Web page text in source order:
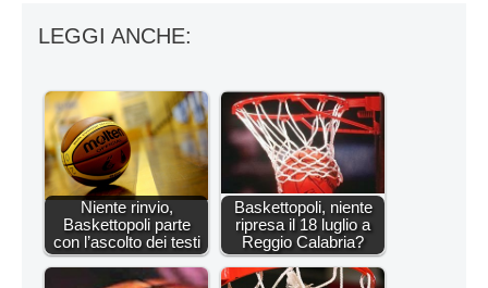
LEGGI ANCHE:
Niente rinvio,
Baskettopoli parte
con l’ascolto dei testi
Baskettopoli, niente
ripresa il 18 luglio a
Reggio Calabria?